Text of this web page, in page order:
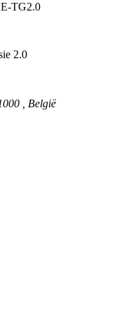
TG2.0
2.0
België